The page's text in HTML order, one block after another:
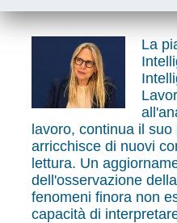
La
lavoro, continua il
arricchisce di nuovi
lettura. Un
dell'osservazione
fenomeni finora non
capacità di